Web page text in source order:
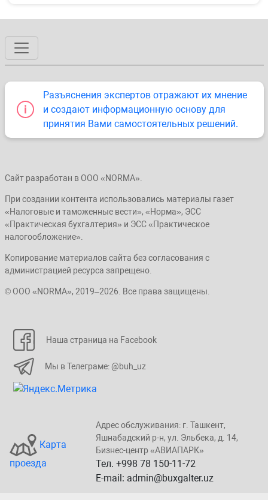
Разъяснения экспертов отражают их мнение
и создают информационную основу для
принятия Вами самостоятельных решений.
Сайт разработан в ООО «NORMA».
При создании контента использовались материалы газет
«Налоговые и таможенные вести», «Норма», ЭСС
«Практическая бухгалтерия» и ЭСС «Практическое
налогообложение».
Копирование материалов сайта без согласования с
администрацией ресурса запрещено.
© ООО «NORMA», 2019–2026. Все права защищены.
Наша страница на Facebook
Мы в Телеграме: @buh_uz
Карта
проезда
Адрес обслуживания: г. Taшкент,
Яшнaбaдский p-н, yл. Эльбeка, д. 14,
Бизнеc-центp «ABИАПAPК»
Тел. +998 78 150-11-72
E-mail: admin@buxgalter.uz